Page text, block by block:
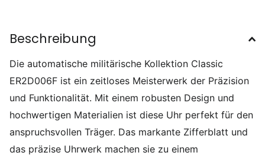
Beschreibung
Die automatische militärische Kollektion Classic
ER2D006F ist ein zeitloses Meisterwerk der Präzision
und Funktionalität. Mit einem robusten Design und
hochwertigen Materialien ist diese Uhr perfekt für den
anspruchsvollen Träger. Das markante Zifferblatt und
das präzise Uhrwerk machen sie zu einem